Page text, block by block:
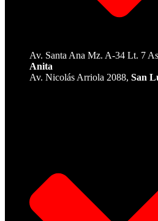
Av. Santa Ana Mz. A-34 Lt. 7
Anita
Av. Nicolás Arriola 2088, San